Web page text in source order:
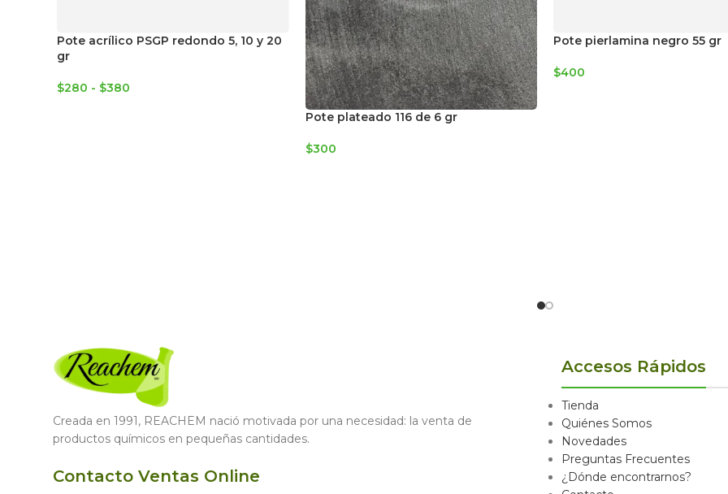
Pote acrílico PSGP redondo 5, 10 y 20
gr
$280 - $380
Pote plateado 116 de 6 gr
$300
Pote pierlamina negro 55 gr
$400
Creada en 1991, REACHEM nació motivada por una necesidad: la venta de
productos químicos en pequeñas cantidades.
Contacto Ventas Online
Accesos Rápidos
Tienda
Quiénes Somos
Novedades
Preguntas Frecuentes
¿Dónde encontrarnos?